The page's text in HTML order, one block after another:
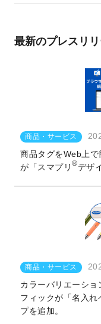
最新のプレスリ
商品・サービス
商品タグをWeb上
が「スマプリ ®デザ
商品・サービス
カラーバリエーショ
フィックが「名入
プを追加。